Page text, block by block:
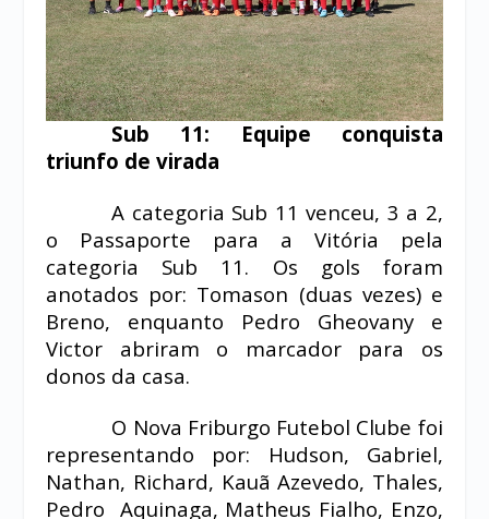
Sub 11: Equipe conquista
triunfo de virada
A categoria Sub 11 venceu, 3 a 2,
o Passaporte para a Vitória pela
categoria Sub 11. Os gols foram
anotados por: Tomason (duas vezes) e
Breno, enquanto Pedro Gheovany e
Victor abriram o marcador para os
donos da casa.
O Nova Friburgo Futebol Clube foi
representando por: Hudson, Gabriel,
Nathan, Richard, Kauã Azevedo, Thales,
Pedro Aquinaga, Matheus Fialho, Enzo,